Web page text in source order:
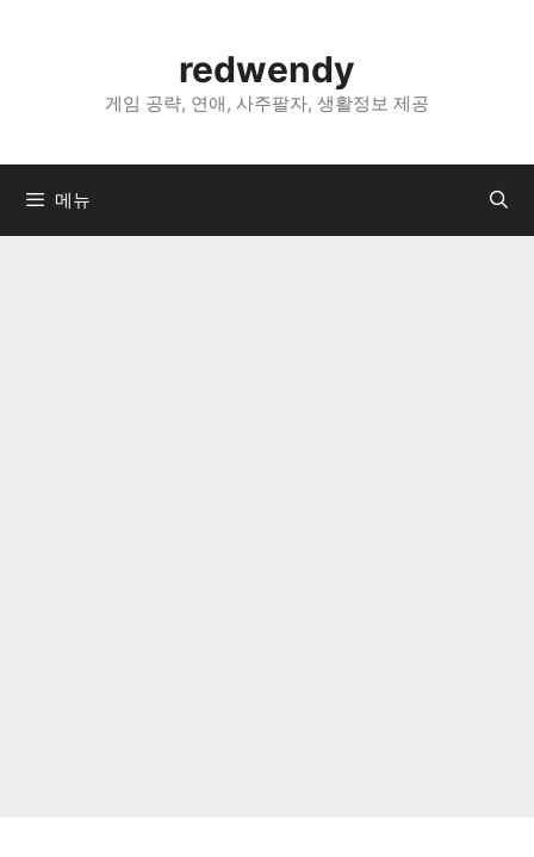
너
redwendy
게임 공략, 연애, 사주팔자, 생활정보 제공
메뉴